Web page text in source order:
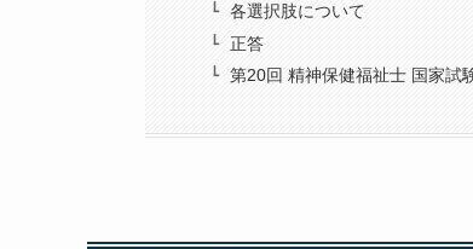
各選択肢について
正答
第20回 精神保健福祉士 国家試